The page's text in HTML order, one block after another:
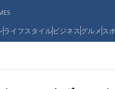
ライフスタイルビジネス グルメ ス